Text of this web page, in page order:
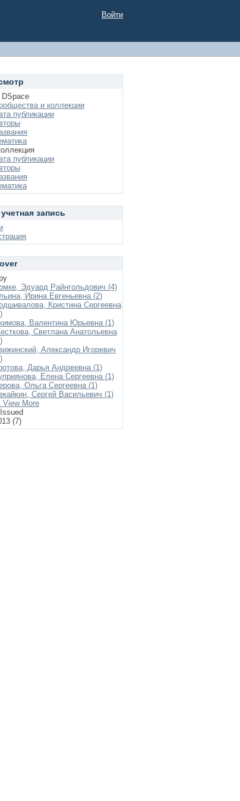
Войти
DSpace
и коллекции
публикации
публикации
запись
Эдуард Райнгольдович (4)
Ирина Евгеньевна (2)
Кристина Сергеевна
Валентина Юрьевна (1)
Светлана Анатольевна
Александр Игоревич
Дарья Андреевна (1)
Елена Сергеевна (1)
Ольга Сергеевна (1)
Сергей Васильевич (1)
View More
(7)